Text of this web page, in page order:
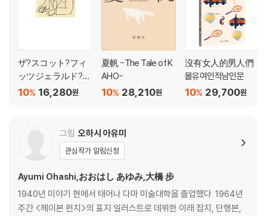
ザ?スコット?フィ
ッツジェラルド?ブ
ック 16,280원
10%
夏帆 -The Tale of K
AHO-
28,210원
10%
沒有女人的男人們
몰유여인적남인문
29,700원
10%
그림 오하시 아유미
관심작가 알림신청
Ayumi Ohashi,おおはし あゆみ,大橋 步
1940년 미야기 현에서 태어나 다마 미술대학을 졸업했다. 1964년
주간 <헤이본 펀치>의 표지 일러스트로 데뷔한 이래 잡지, 단행본,